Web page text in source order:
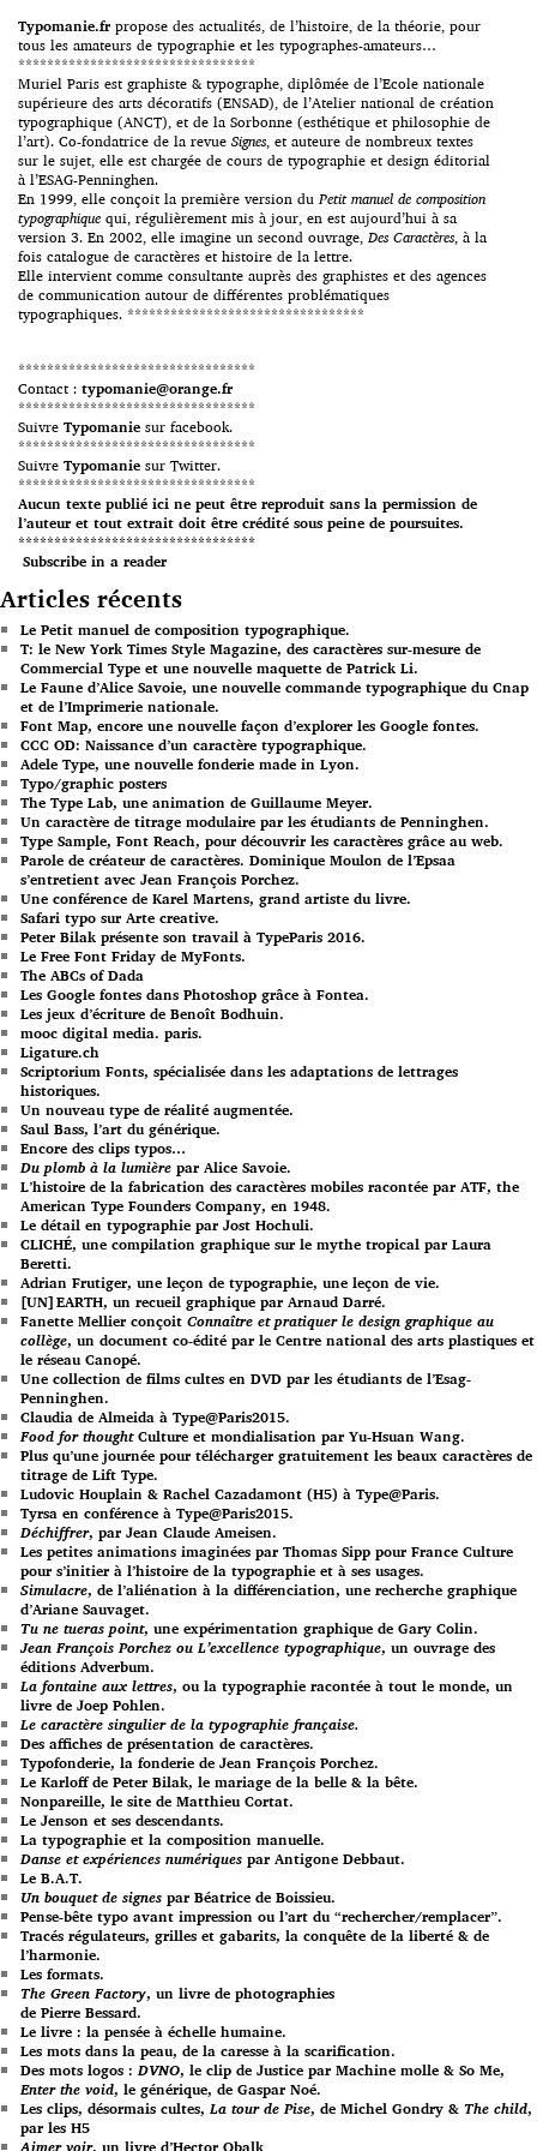
Typomanie.fr propose des actualités, de l’histoire, de la théorie, pour
tous les amateurs de typographie et les typographes-amateurs…
*********************************
Muriel Paris est graphiste & typographe, diplômée de l’Ecole nationale
supérieure des arts décoratifs (ENSAD), de l’Atelier national de création
typographique (ANCT), et de la Sorbonne (esthétique et philosophie de
l’art). Co-fondatrice de la revue Signes, et auteure de nombreux textes
sur le sujet, elle est chargée de cours de typographie et design éditorial
à l’ESAG-Penninghen.
En 1999, elle conçoit la première version duPetit manuel de composition
typographique qui, régulièrement mis à jour, en est aujourd’hui à sa
version 3. En 2002, elle imagine un second ouvrage, Des Caractères, à la
fois catalogue de caractères et histoire de la lettre.
Elle intervient comme consultante auprès des graphistes et des agences
de communication autour de différentes problématiques
typographiques. *********************************
*********************************
Contact : typomanie@orange.fr
*********************************
Suivre Typomanie sur facebook.
*********************************
Suivre Typomanie sur Twitter.
*********************************
Aucun texte publié ici ne peut être reproduit sans la permission de
l’auteur et tout extrait doit être crédité sous peine de poursuites.
*********************************
Subscribe in a reader
Articles récents
Le Petit manuel de composition typographique.
T: le New York Times Style Magazine, des caractères sur-mesure de
Commercial Type et une nouvelle maquette de Patrick Li.
Le Faune d’Alice Savoie, une nouvelle commande typographique du Cnap
et de l’Imprimerie nationale.
Font Map, encore une nouvelle façon d’explorer les Google fontes.
CCC OD: Naissance d’un caractère typographique.
Adele Type, une nouvelle fonderie made in Lyon.
Typo/graphic posters
The Type Lab, une animation de Guillaume Meyer.
Un caractère de titrage modulaire par les étudiants de Penninghen.
Type Sample, Font Reach, pour découvrir les caractères grâce au web.
Parole de créateur de caractères. Dominique Moulon de l’Epsaa
s’entretient avec Jean François Porchez.
Une conférence de Karel Martens, grand artiste du livre.
Safari typo sur Arte creative.
Peter Bilak présente son travail à TypeParis 2016.
Le Free Font Friday de MyFonts.
The ABCs of Dada
Les Google fontes dans Photoshop grâce à Fontea.
Les jeux d’écriture de Benoît Bodhuin.
mooc digital media. paris.
Ligature.ch
Scriptorium Fonts, spécialisée dans les adaptations de lettrages
historiques.
Un nouveau type de réalité augmentée.
Saul Bass, l’art du générique.
Encore des clips typos…
Du plomb à la lumière par Alice Savoie.
L’histoire de la fabrication des caractères mobiles racontée par ATF, the
American Type Founders Company, en 1948.
Le détail en typographie par Jost Hochuli.
CLICHÉ, une compilation graphique sur le mythe tropical par Laura
Beretti.
Adrian Frutiger, une leçon de typographie, une leçon de vie.
[UN]EARTH, un recueil graphique par Arnaud Darré.
Fanette Mellier conçoit Connaître et pratiquer le design graphique au
collège, un document co-édité par le Centre national des arts plastiques et
le réseau Canopé.
Une collection de films cultes en DVD par les étudiants de l’Esag-
Penninghen.
Claudia de Almeida à Type@Paris2015.
Food for thoughtCulture et mondialisation par Yu-Hsuan Wang.
Plus qu’une journée pour télécharger gratuitement les beaux caractères de
titrage de Lift Type.
Ludovic Houplain & Rachel Cazadamont (H5) à Type@Paris.
Tyrsa en conférence à Type@Paris2015.
Déchiffrer, par Jean Claude Ameisen.
Les petites animations imaginées par Thomas Sipp pour France Culture
pour s’initier à l’histoire de la typographie et à ses usages.
Simulacre, de l’aliénation à la différenciation, une recherche graphique
d’Ariane Sauvaget.
Tu ne tueras point, une expérimentation graphique de Gary Colin.
Jean François Porchez ou L’excellence typographique, un ouvrage des
éditions Adverbum.
La fontaine aux lettres, ou la typographie racontée à tout le monde, un
livre de Joep Pohlen.
Le caractère singulier de la typographie française.
Des affiches de présentation de caractères.
Typofonderie, la fonderie de Jean François Porchez.
Le Karloff de Peter Bilak, le mariage de la belle & la bête.
Nonpareille, le site de Matthieu Cortat.
Le Jenson et ses descendants.
La typographie et la composition manuelle.
Danse et expériences numériques par Antigone Debbaut.
Le B.A.T.
Un bouquet de signes par Béatrice de Boissieu.
Pense-bête typo avant impression ou l’art du “rechercher/remplacer”.
Tracés régulateurs, grilles et gabarits, la conquête de la liberté & de
l’harmonie.
Les formats.
The Green Factory, un livre de photographies
de Pierre Bessard.
Le livre : la pensée à échelle humaine.
Les mots dans la peau, de la caresse à la scarification.
Des mots logos :DVNO, le clip de Justice par Machine molle & So Me,
Enter the void, le générique, de Gaspar Noé.
Les clips, désormais cultes,La tour de Pise, de Michel Gondry & The child,
par les H5